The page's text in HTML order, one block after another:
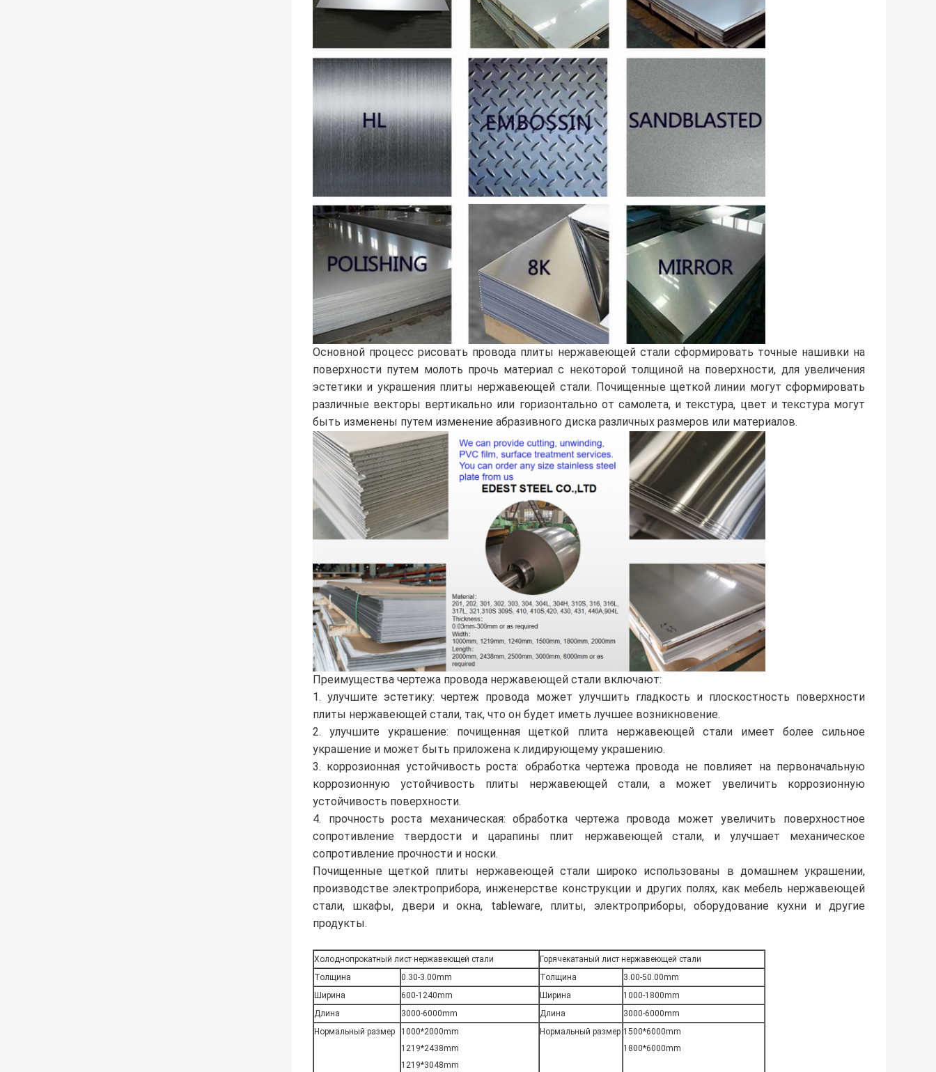
Основной процесс рисовать провода плиты нержавеющей стали сформировать точные нашивки на
поверхности путем молоть прочь материал с некоторой толщиной на поверхности, для увеличения
эстетики и украшения плиты нержавеющей стали. Почищенные щеткой линии могут сформировать
различные векторы вертикально или горизонтально от самолета, и текстура, цвет и текстура могут
быть изменены путем изменение абразивного диска различных размеров или материалов.
Преимущества чертежа провода нержавеющей стали включают:
1. улучшите эстетику: чертеж провода может улучшить гладкость и плоскостность поверхности
плиты нержавеющей стали, так, что он будет иметь лучшее возникновение.
2. улучшите украшение: почищенная щеткой плита нержавеющей стали имеет более сильное
украшение и может быть приложена к лидирующему украшению.
3. коррозионная устойчивость роста: обработка чертежа провода не повлияет на первоначальную
коррозионную устойчивость плиты нержавеющей стали, а может увеличить коррозионную
устойчивость поверхности.
4. прочность роста механическая: обработка чертежа провода может увеличить поверхностное
сопротивление твердости и царапины плит нержавеющей стали, и улучшает механическое
сопротивление прочности и носки.
Почищенные щеткой плиты нержавеющей стали широко использованы в домашнем украшении,
производстве электроприбора, инженерстве конструкции и других полях, как мебель нержавеющей
стали, шкафы, двери и окна, tableware, плиты, электроприборы, оборудование кухни и другие
продукты.
Холоднопрокатный лист нержавеющей стали
Горячекатаный лист нержавеющей стали
Толщина
0.30-3.00mm Толщина
3.00-50.00mm
Ширина
600-1240mm Ширина
1000-1800mm
Длина
3000-6000mm Длина
3000-6000mm
Нормальный размер
1000*2000mm
1219*2438mm
1219*3048mm
Нормальный размер 1500*6000mm
1800*6000mm